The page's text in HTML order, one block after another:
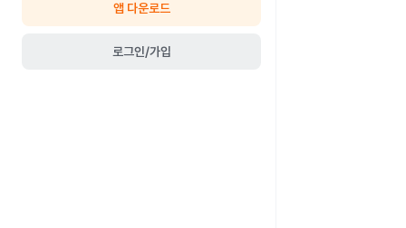
앱 다운로드
로그인/가입